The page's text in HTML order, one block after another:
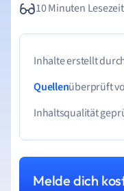
10 Minuten Lesezeit
Inhalte erstellt
Quellenüberprüft
Inhaltsqualität
Melde dich